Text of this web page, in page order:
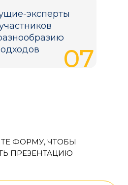
эксперты
07
ФОРМУ, ЧТОБЫ
ПРЕЗЕНТАЦИЮ